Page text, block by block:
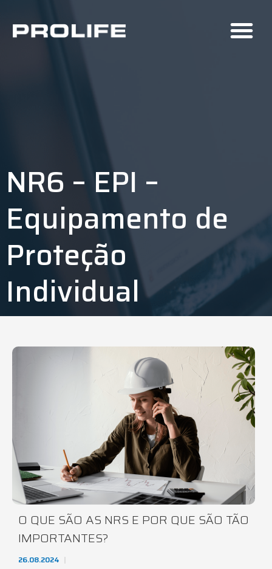
NR6 – EPI –
Equipamento de
Proteção
Individual
O QUE SÃO AS NRS E POR QUE SÃO TÃO
IMPORTANTES?
26.08.2024